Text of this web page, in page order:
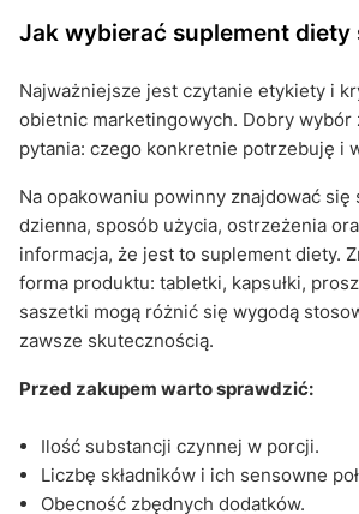
Jak wybierać suplement diety
Najważniejsze jest czytanie etykiety i
obietnic marketingowych. Dobry wybór
pytania: czego konkretnie potrzebuję i
Na opakowaniu powinny znajdować się
dzienna, sposób użycia, ostrzeżenia
informacja, że jest to suplement diety.
forma produktu: tabletki, kapsułki,
saszetki mogą różnić się wygodą
zawsze skutecznością.
Przed zakupem warto sprawdzić:
Ilość substancji czynnej w porcji.
Liczbę składników i ich sensowne
Obecność zbędnych dodatków.